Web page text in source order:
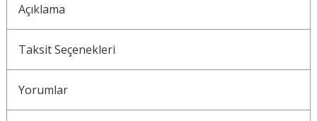
Açıklama
Taksit Seçenekleri
Yorumlar